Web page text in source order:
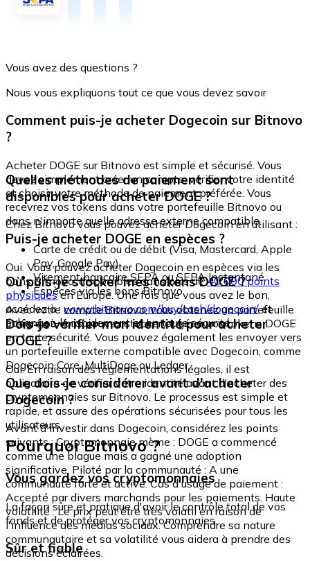
Vous avez des questions ?
Nous vous expliquons tout ce que vous devez savoir
Comment puis-je acheter Dogecoin sur Bitnovo
?
Acheter DOGE sur Bitnovo est simple et sécurisé. Vous
devez simplement créer un compte, vérifier votre identité
et choisir votre méthode de paiement préférée. Vous
recevrez vos tokens dans votre portefeuille Bitnovo ou
dans n'importe quelle adresse externe compatible.
Quelles méthodes de paiement sont
disponibles pour acheter DOGE ?
Chez Bitnovo vous pouvez acheter Dogecoin en utilisant :
Carte de crédit ou de débit (Visa, Mastercard, Apple
Pay, Google Pay)
Virement bancaire SEPA ou SEPA Instantané
Espèces via les bons Bitnovo
Puis-je acheter DOGE en espèces ?
Oui. Vous pouvez acheter Dogecoin en espèces via les
bons Bitnovo, disponibles dans plus de40 000 points
physiquesen Europe. Une fois que vous avez le bon,
accédez à : www.bitnovo.com/buy/cash/dogecoin/et
échangez-le rapidement et en toute sécurité.
Où puis-je stocker mes tokens DOGE ?
Avec votre compte Bitnovo, vous obtenez un portefeuille
intégré où vous pouvez stocker et gérer vos tokens DOGE
en toute sécurité. Vous pouvez également les envoyer vers
un portefeuille externe compatible avec Dogecoin, comme
Dogecoin Core, MultiDoge ou Ledger.
Dois-je vérifier mon identité pour acheter
DOGE ?
Oui. En raison des réglementations légales, il est
obligatoire de vérifier votre identité avant d'acheter des
cryptomonnaies sur Bitnovo. Le processus est simple et
rapide, et assure des opérations sécurisées pour tous les
utilisateurs.
Que dois-je considérer avant d'acheter
Dogecoin ?
Avant d'investir dans Dogecoin, considérez les points
suivants : Cryptomonnaie mème : DOGE a commencé
comme une blague mais a gagné une adoption
significative. Piloté par la communauté : A une
communauté forte et active. Cas d'usage de paiement :
Accepté par divers marchands pour les paiements. Haute
volatilité : Le prix peut être très volatil en raison de
l'influence des médias sociaux. Comprendre sa nature
communautaire et sa volatilité vous aidera à prendre des
décisions éclairées.
Pourquoi Bitnovo ?
Vous gardez vos cryptomonnaies
La façon sûre et pratique d'avoir le contrôle total de vos
fonds et de protéger vos cryptomonnaies.
Sûr et fiable